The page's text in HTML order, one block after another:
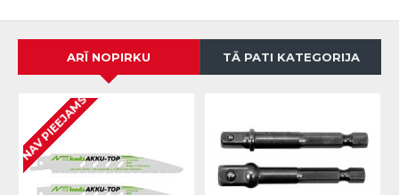
ARĪ NOPIRKU TĀ PATI KATEGORIJA
NAV PIEEJAMS